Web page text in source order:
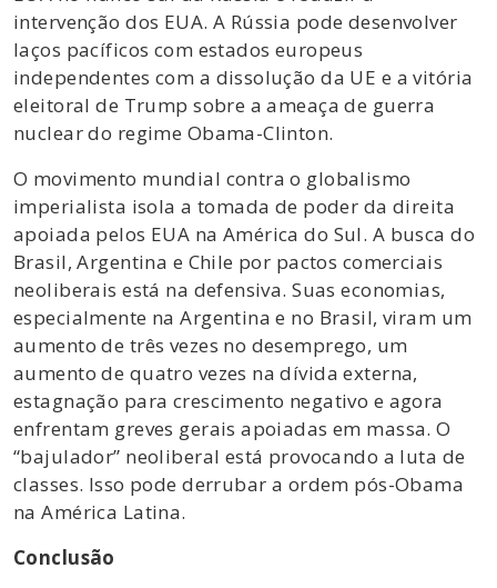
intervenção dos EUA. A Rússia pode desenvolver
laços pacíficos com estados europeus
independentes com a dissolução da UE e a vitória
eleitoral de Trump sobre a ameaça de guerra
nuclear do regime Obama-Clinton.
O movimento mundial contra o globalismo
imperialista isola a tomada de poder da direita
apoiada pelos EUA na América do Sul. A busca do
Brasil, Argentina e Chile por pactos comerciais
neoliberais está na defensiva. Suas economias,
especialmente na Argentina e no Brasil, viram um
aumento de três vezes no desemprego, um
aumento de quatro vezes na dívida externa,
estagnação para crescimento negativo e agora
enfrentam greves gerais apoiadas em massa. O
“bajulador” neoliberal está provocando a luta de
classes. Isso pode derrubar a ordem pós-Obama
na América Latina.
Conclusão